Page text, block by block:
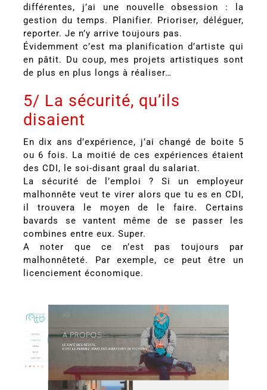
différentes, j’ai une nouvelle obsession : la
gestion du temps. Planifier. Prioriser, déléguer,
reporter. Je n’y arrive toujours pas.
Évidemment c’est ma planification d’artiste qui
en pâtit. Du coup, mes projets artistiques sont
de plus en plus longs à réaliser…
5/ La sécurité, qu’ils
disaient
En dix ans d’expérience, j’ai changé de boite 5
ou 6 fois. La moitié de ces expériences étaient
des CDI, le soi-disant graal du salariat.
La sécurité de l’emploi ? Si un employeur
malhonnête veut te virer alors que tu es en CDI,
il trouvera le moyen de le faire. Certains
bavards se vantent même de se passer les
combines entre eux. Super.
A noter que ce n’est pas toujours par
malhonnêteté. Par exemple, ce peut être un
licenciement économique.